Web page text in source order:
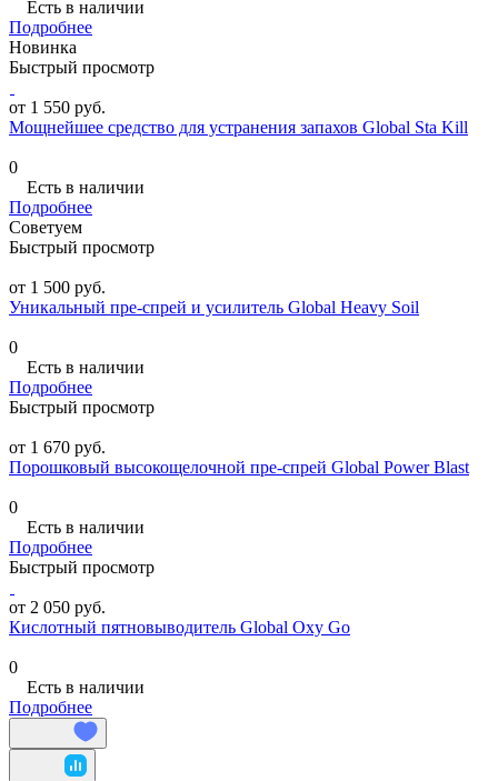
Есть в наличии
Подробнее
Новинка
Быстрый просмотр
от 1 550 руб.
Мощнейшее средство для устранения запахов Global Sta Kill
0
Есть в наличии
Подробнее
Советуем
Быстрый просмотр
от 1 500 руб.
Уникальный пре-спрей и усилитель Global Heavy Soil
0
Есть в наличии
Подробнее
Быстрый просмотр
от 1 670 руб.
Порошковый высокощелочной пре-спрей Global Power Blast
0
Есть в наличии
Подробнее
Быстрый просмотр
от 2 050 руб.
Кислотный пятновыводитель Global Oxy Go
0
Есть в наличии
Подробнее